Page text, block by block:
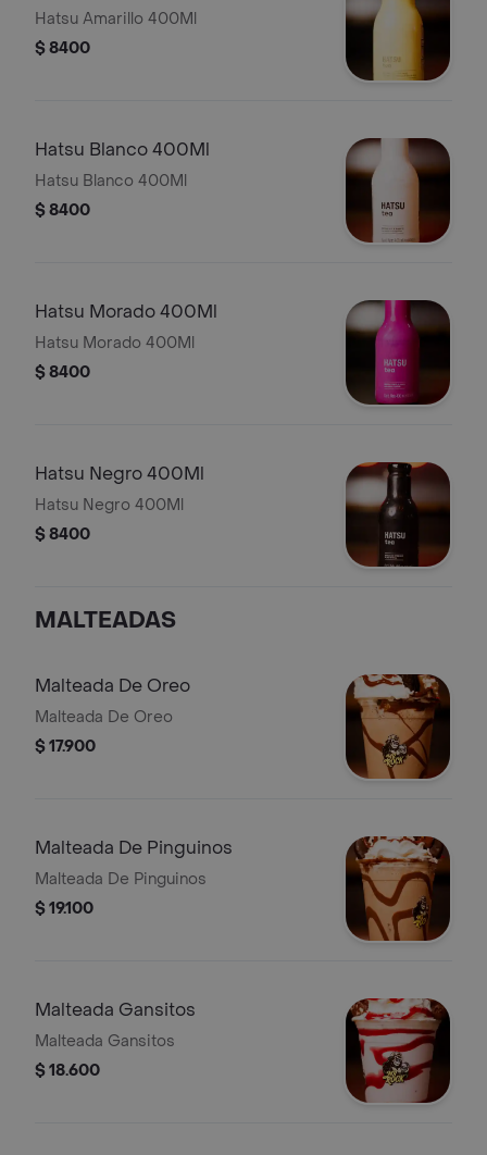
Hatsu Amarillo 400Ml
$ 8400
Hatsu Blanco 400Ml
Hatsu Blanco 400Ml
$ 8400
Hatsu Morado 400Ml
Hatsu Morado 400Ml
$ 8400
Hatsu Negro 400Ml
Hatsu Negro 400Ml
$ 8400
MALTEADAS
Malteada De Oreo
Malteada De Oreo
$ 17.900
Malteada De Pinguinos
Malteada De Pinguinos
$ 19.100
Malteada Gansitos
Malteada Gansitos
$ 18.600